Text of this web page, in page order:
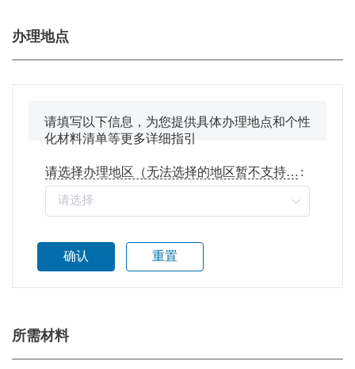
办理地点
请填写以下信息，为您提供具体办理地点和个性
化材料清单等更多详细指引
请选择办理地区（无法选择的地区暂不支持线上办理） :
确认 重置
所需材料